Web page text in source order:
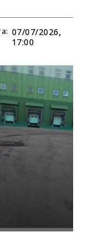
07/07/2026,
17:00